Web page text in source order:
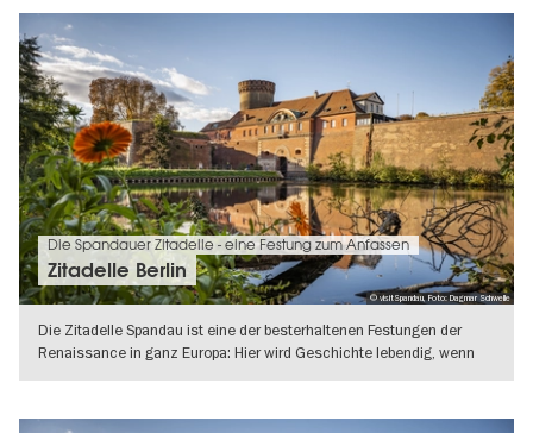
© visitSpandau, Foto: Dagmar Schwelle
Die Spandauer Zitadelle - eine Festung zum Anfassen
Zitadelle Berlin
Die Zitadelle Spandau ist eine der besterhaltenen Festungen der
Renaissance in ganz Europa: Hier wird Geschichte lebendig, wenn